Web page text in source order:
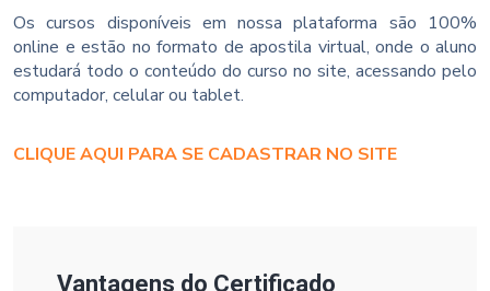
Os cursos disponíveis em nossa plataforma são 100%
online e estão no formato de apostila virtual, onde o aluno
estudará todo o conteúdo do curso no site, acessando pelo
computador, celular ou tablet.
CLIQUE AQUI PARA SE CADASTRAR NO SITE
Vantagens do Certificado